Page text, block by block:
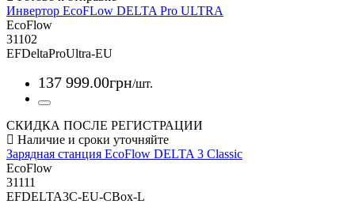
Инвертор EcoFLow DELTA Pro ULTRA
EcoFlow
31102
EFDeltaProUltra-EU
137 999.00грн/шт.
СКИДКА ПОСЛЕ РЕГИСТРАЦИИ
Зарядная станция EcoFlow DELTA 3 Classic
EcoFlow
31111
EFDELTA3C-EU-CBox-L